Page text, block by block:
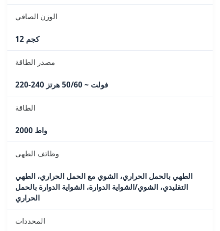
الوزن الصافي
12 كجم
مصدر الطاقة
220-240 فولت ~ 50/60 هرتز
الطاقة
2000 واط
وظائف الطهي
الطهي بالحمل الحراري، الشوي مع الحمل الحراري، الطهي
التقليدي، الشوي/الشواية الدوارة، الشواية الدوارة بالحمل
الحراري
المحددات